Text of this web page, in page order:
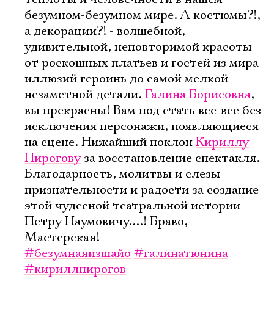
безумном-безумном мире. А костюмы?!,
а декорации?! - волшебной,
удивительной, неповторимой красоты
от роскошных платьев и гостей из мира
иллюзий героинь до самой мелкой
незаметной детали. Галина Борисовна,
вы прекрасны! Вам под стать все-все без
исключения персонажи, появляющиеся
на сцене. Нижайший поклонКириллу
Пироговуза восстановление спектакля.
Благодарность, молитвы и слезы
признательности и радости за создание
этой чудесной театральной истории
Петру Наумовичу....! Браво,
Мастерская!
#безумнаяизшайо #галинатюнина
#кириллпирогов
Ознакомиться